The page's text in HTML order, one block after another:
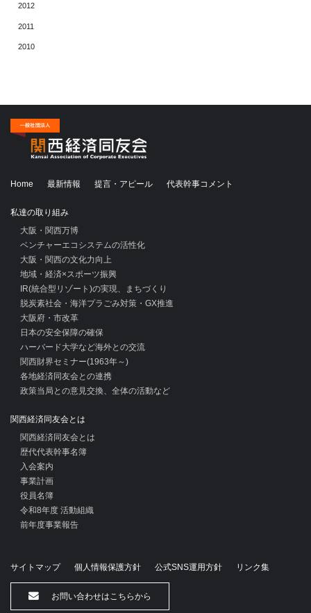
2012
2011
2010
Home 最新情報 提言・アピール 代表幹事コメント
私達の取り組み
大阪・関西万博
ベンチャーエコシステムの活性化
大阪・関西の文化力向上
地域・経済×スポーツ振興
IR(統合型リゾート)の実現、まちづくり
脱炭素社会・海洋プラごみ対策・GX推進
大阪府・市改革
日本の安全保障の確保
ハーバード大学など海外との交流
関西財界セミナー(1963年～)
各地経済同友会との連携
政策当局との意見交換、全体の活動など
関西経済同友会とは
関西経済同友会とは
歴代代表幹事名簿
入会案内
事業計画
役員名簿
令和8年度 活動組織
前年度事業報告
サイトマップ 個人情報保護方針 公式SNS運用方針 リンク集
お問い合わせはこちらから